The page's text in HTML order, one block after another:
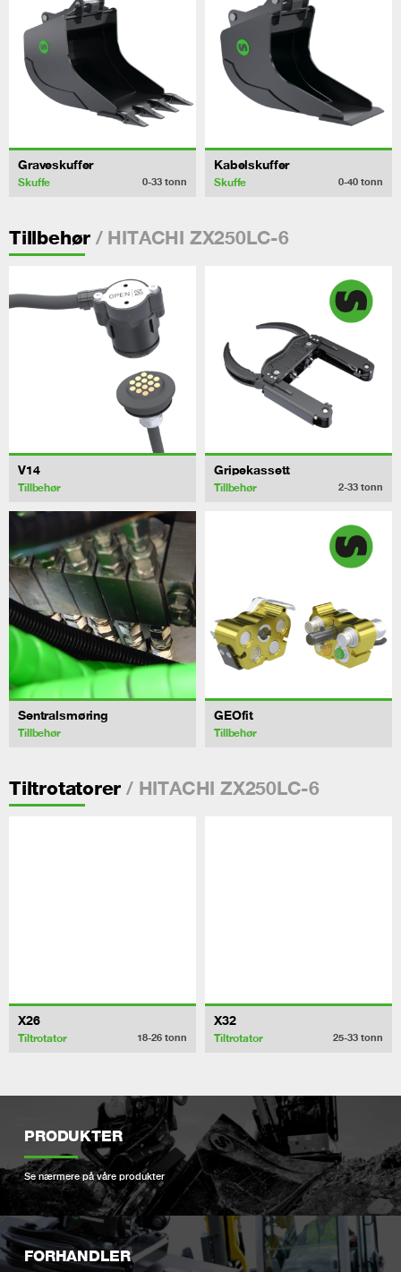
Graveskuffer
Skuffe 0-33 tonn
Kabelskuffer
Skuffe 0-40 tonn
Tillbehør / HITACHI ZX250LC-6
V14
Tillbehør
Gripekassett
Tillbehør 2-33 tonn
Sentralsmøring
Tillbehør
GEOfit
Tillbehør
Tiltrotatorer / HITACHI ZX250LC-6
X26
Tiltrotator 18-26 tonn
X32
Tiltrotator 25-33 tonn
PRODUKTER
Se nærmere på våre produkter
FORHANDLER